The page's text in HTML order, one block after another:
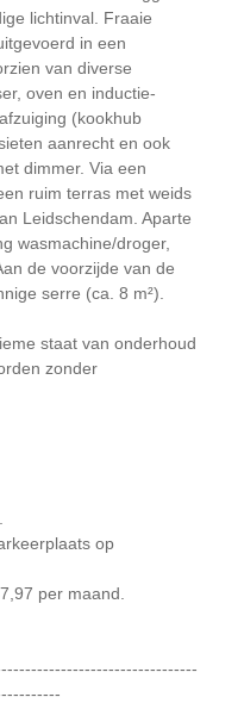
lichtinval. Fraaie
in een
van diverse
oven en inductie-
(kookhub
aanrecht en ook
dimmer. Via een
ruim terras met weids
Leidschendam. Aparte
wasmachine/droger,
de voorzijde van de
serre (ca. 8 m²).
staat van onderhoud
zonder
op
per maand.